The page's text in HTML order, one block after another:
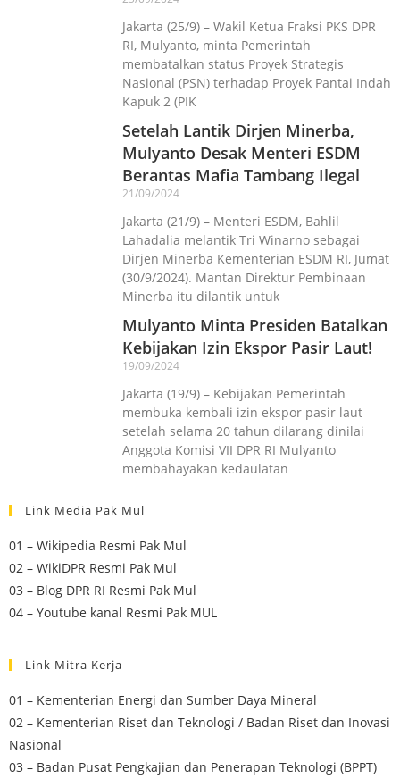
Jakarta (25/9) – Wakil Ketua Fraksi PKS DPR
RI, Mulyanto, minta Pemerintah
membatalkan status Proyek Strategis
Nasional (PSN) terhadap Proyek Pantai Indah
Kapuk 2 (PIK
Setelah Lantik Dirjen Minerba,
Mulyanto Desak Menteri ESDM
Berantas Mafia Tambang Ilegal
21/09/2024
Jakarta (21/9) – Menteri ESDM, Bahlil
Lahadalia melantik Tri Winarno sebagai
Dirjen Minerba Kementerian ESDM RI, Jumat
(30/9/2024). Mantan Direktur Pembinaan
Minerba itu dilantik untuk
Mulyanto Minta Presiden Batalkan
Kebijakan Izin Ekspor Pasir Laut!
19/09/2024
Jakarta (19/9) – Kebijakan Pemerintah
membuka kembali izin ekspor pasir laut
setelah selama 20 tahun dilarang dinilai
Anggota Komisi VII DPR RI Mulyanto
membahayakan kedaulatan
Link Media Pak Mul
01 – Wikipedia Resmi Pak Mul
02 – WikiDPR Resmi Pak Mul
03 – Blog DPR RI Resmi Pak Mul
04 – Youtube kanal Resmi Pak MUL
Link Mitra Kerja
01 – Kementerian Energi dan Sumber Daya Mineral
02 – Kementerian Riset dan Teknologi / Badan Riset dan Inovasi
Nasional
03 – Badan Pusat Pengkajian dan Penerapan Teknologi (BPPT)